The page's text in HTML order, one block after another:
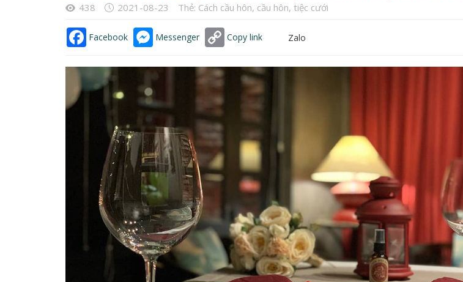
438 2021-08-23 Thẻ: Cách cầu hôn, cầu hôn, tiệc cưới
Facebook Messenger Copy link Zalo